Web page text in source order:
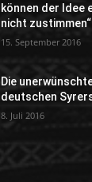
können der Idee
nicht zustimmen“
15. September 2016
Die
deutschen
8. Juli 2016